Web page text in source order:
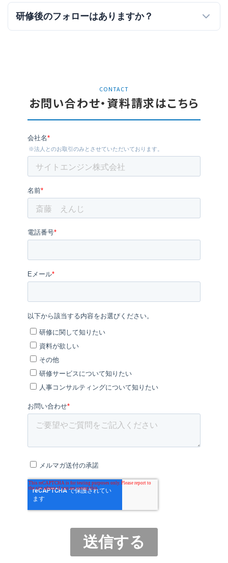
研修後のフォローはありますか？
CONTACT
お問い合わせ・資料請求はこちら